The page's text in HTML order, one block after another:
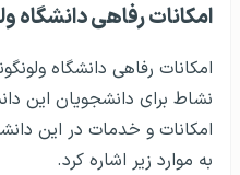
امکانات رفاهی دانشگاه
امکانات رفاهی دانشگاه
نشاط برای دانشجویان این
امکانات و خدمات در این
به موارد زیر اشاره کرد.